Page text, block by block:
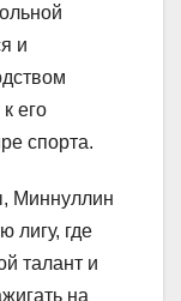
и
его
спорта.
Миннуллин
лигу, где
талант и
на